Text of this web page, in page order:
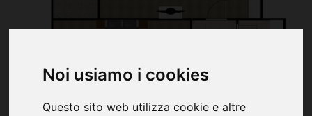
Noi usiamo i cookies
Questo sito web utilizza cookie e altre
VENDUTO